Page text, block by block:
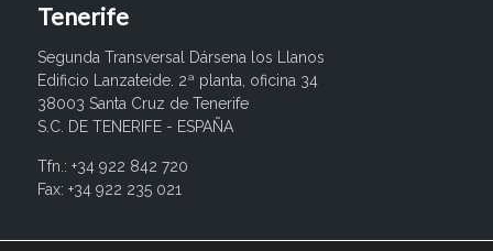
Tenerife
Segunda Transversal Dársena los Llanos
Edificio Lanzateide. 2ª planta, oficina 34
38003 Santa Cruz de Tenerife
S.C. DE TENERIFE - ESPAÑA
Tfn.: +34 922 842 720
Fax: +34 922 235 021